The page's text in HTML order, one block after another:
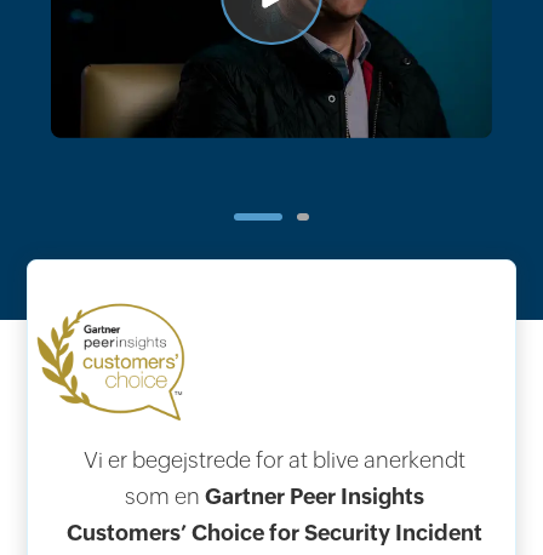
Vi er begejstrede for at blive anerkendt
som en Gartner Peer Insights
Customers’ Choice for Security Incident